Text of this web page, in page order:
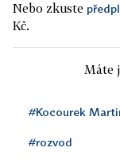
Nebo zkuste
Kč.
Máte
#Kocourek
#rozvod